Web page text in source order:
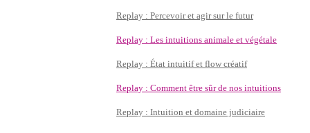
Replay : Percevoir et agir sur le futur
Replay : Les intuitions animale et végétale
Replay : État intuitif et flow créatif
Replay : Comment être sûr de nos intuitions
Replay : Intuition et domaine judiciaire